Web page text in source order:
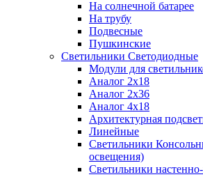
На солнечной батарее
На трубу
Подвесные
Пушкинские
Светильники Светодиодные
Модули для
Аналог 2х18
Аналог 2х36
Аналог 4х18
Архитектурная
Линейные
Светильники
освещения)
Светильники